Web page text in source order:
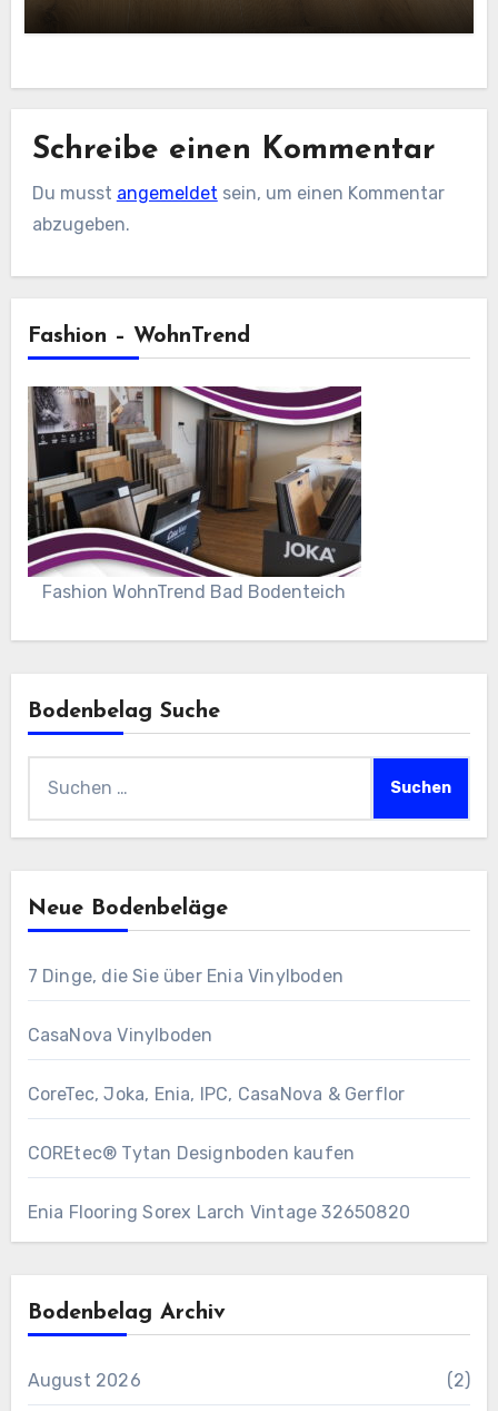
Schreibe einen Kommentar
Du musst angemeldet sein, um einen Kommentar
abzugeben.
Fashion – WohnTrend
Fashion WohnTrend Bad Bodenteich
Bodenbelag Suche
nach:
Neue Bodenbeläge
7 Dinge, die Sie über Enia Vinylboden
CasaNova Vinylboden
CoreTec, Joka, Enia, IPC, CasaNova & Gerflor
COREtec® Tytan Designboden kaufen
Enia Flooring Sorex ​Larch Vintage 32650820
Bodenbelag Archiv
August 2026 (2)